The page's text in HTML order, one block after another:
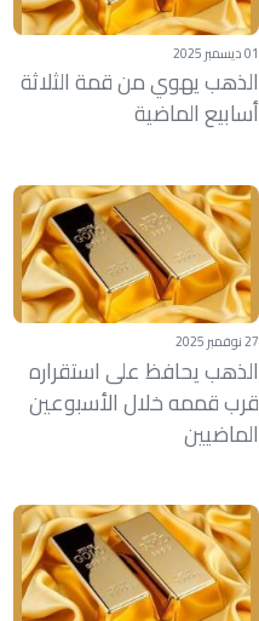
01 ديسمبر 2025
الذهب يهوي من قمة الثلاثة
أسابيع الماضية
27 نوفمبر 2025
الذهب يحافظ على استقراره
قرب قممه خلال الأسبوعين
الماضيين